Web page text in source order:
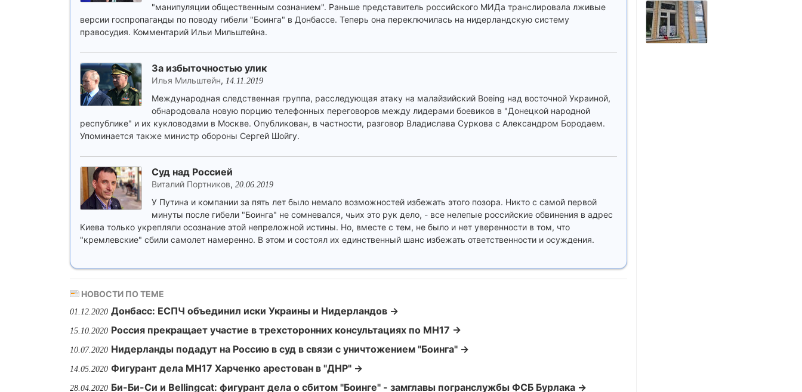
"манипуляции общественным сознанием". Раньше представитель российского МИДа транслировала лживые
версии госпропаганды по поводу гибели "Боинга" в Донбассе. Теперь она переключилась на нидерландскую систему
правосудия. Комментарий Ильи Мильштейна.
За избыточностью улик
Илья Мильштейн, 14.11.2019
Международная следственная группа, расследующая атаку на малайзийский Boeing над восточной Украиной,
обнародовала новую порцию телефонных переговоров между лидерами боевиков в "Донецкой народной
республике" и их кукловодами в Москве. Опубликован, в частности, разговор Владислава Суркова с Александром Бородаем.
Упоминается также министр обороны Сергей Шойгу.
Суд над Россией
Виталий Портников, 20.06.2019
У Путина и компании за пять лет было немало возможностей избежать этого позора. Никто с самой первой
минуты после гибели "Боинга" не сомневался, чьих это рук дело, - все нелепые российские обвинения в адрес
Киева только укрепляли осознание этой непреложной истины. Но, вместе с тем, не было и нет уверенности в том, что
"кремлевские" сбили самолет намеренно. В этом и состоял их единственный шанс избежать ответственности и осуждения.
НОВОСТИ ПО ТЕМЕ
01.12.2020 Донбасс: ЕСПЧ объединил иски Украины и Нидерландов →
15.10.2020 Россия прекращает участие в трехсторонних консультациях по MH17 →
10.07.2020 Нидерланды подадут на Россию в суд в связи с уничтожением "Боинга" →
14.05.2020 Фигурант дела MH17 Харченко арестован в "ДНР" →
28.04.2020 Би-Би-Си и Bellingcat: фигурант дела о сбитом "Боинге" - замглавы погранслужбы ФСБ Бурлака →